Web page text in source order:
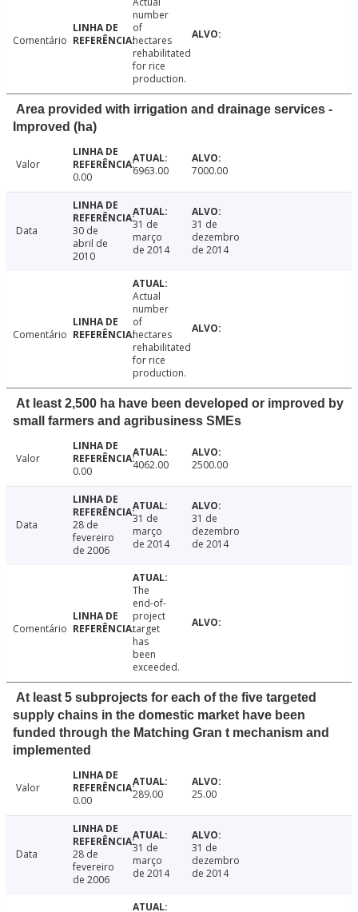
Comentário
number
of
hectares
rehabilitated
for rice
production.
Area provided with irrigation and drainage services -
Improved (ha)
Valor
0.00
6963.00 7000.00
Data
30 de
abril de
2010
31 de
março
de 2014
31 de
dezembro
de 2014
Comentário
Actual
number
of
hectares
rehabilitated
for rice
production.
At least 2,500 ha have been developed or improved by
small farmers and agribusiness SMEs
Valor
0.00
4062.00 2500.00
Data
28 de
fevereiro
de 2006
31 de
março
de 2014
31 de
dezembro
de 2014
Comentário
The
end-of-
project
target
has
been
exceeded.
At least 5 subprojects for each of the five targeted
supply chains in the domestic market have been
funded through the Matching Gran t mechanism and
implemented
Valor
0.00
289.00 25.00
Data
28 de
fevereiro
de 2006
31 de
março
de 2014
31 de
dezembro
de 2014